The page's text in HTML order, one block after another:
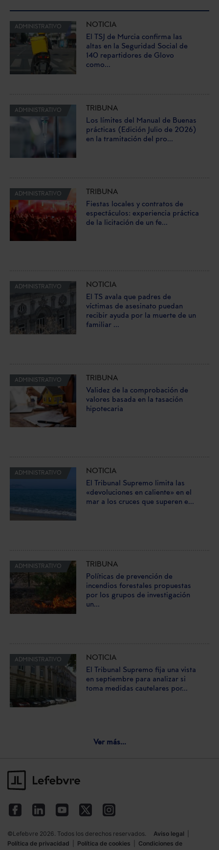
ADMINISTRATIVO
NOTICIA
El TSJ de Murcia confirma las
altas en la Seguridad Social de
140 repartidores de Glovo
como...
ADMINISTRATIVO
TRIBUNA
Los límites del Manual de Buenas
prácticas (Edición Julio de 2026)
en la tramitación del pro...
ADMINISTRATIVO
TRIBUNA
Fiestas locales y contratos de
espectáculos: experiencia práctica
de la licitación de un fe...
ADMINISTRATIVO
NOTICIA
El TS avala que padres de
víctimas de asesinato puedan
recibir ayuda por la muerte de un
familiar ...
ADMINISTRATIVO
TRIBUNA
Validez de la comprobación de
valores basada en la tasación
hipotecaria
ADMINISTRATIVO
NOTICIA
El Tribunal Supremo limita las
«devoluciones en caliente» en el
mar a los cruces que superen e...
ADMINISTRATIVO
TRIBUNA
Políticas de prevención de
incendios forestales propuestas
por los grupos de investigación
un...
ADMINISTRATIVO
NOTICIA
El Tribunal Supremo fija una vista
en septiembre para analizar si
toma medidas cautelares por...
Ver más...
©Lefebvre 2026. Todos los derechos reservados. Aviso legal
Política de privacidad
Política de cookies
Condiciones de